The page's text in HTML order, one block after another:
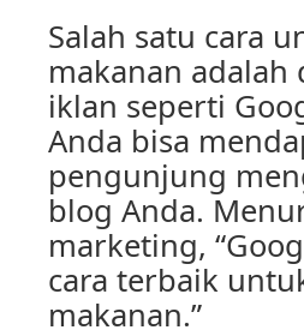
Salah satu cara
makanan
iklan seperti
Anda bisa
pengunjung
blog Anda.
marketing,
cara terbaik
makanan.”